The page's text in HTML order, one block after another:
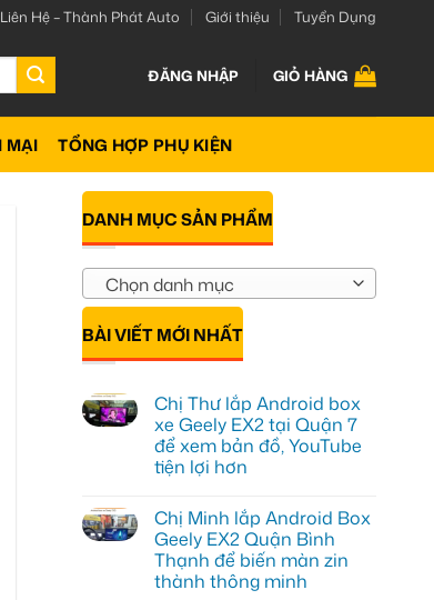
Liên Hệ – Thành Phát Auto Giới thiệu Tuyển Dụng
ĐĂNG NHẬP GIỎ HÀNG
MẠI TỔNG HỢP PHỤ KIỆN
DANH MỤC SẢN PHẨM
Chọn danh mục
BÀI VIẾT MỚI NHẤT
Chị Thư lắp Android box
xe Geely EX2 tại Quận 7
để xem bản đồ, YouTube
tiện lợi hơn
bình
luận
ở
Chị
Thư
lắp
Chị Minh lắp Android Box
Geely EX2 Quận Bình
Thạnh để biến màn zin
thành thông minh